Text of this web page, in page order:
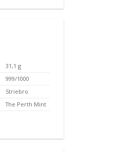
31,1 g
999/1000
Striebro
The Perth Mint